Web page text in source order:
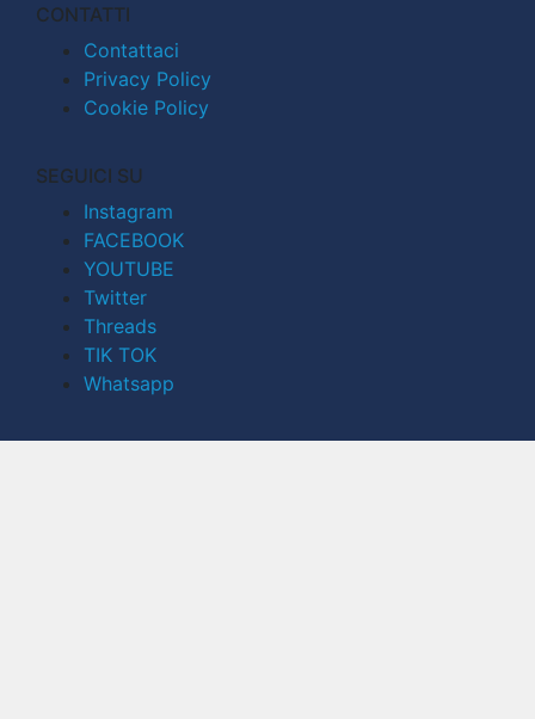
CONTATTI
Contattaci
Privacy Policy
Cookie Policy
SEGUICI SU
Instagram
FACEBOOK
YOUTUBE
Twitter
Threads
TIK TOK
Whatsapp